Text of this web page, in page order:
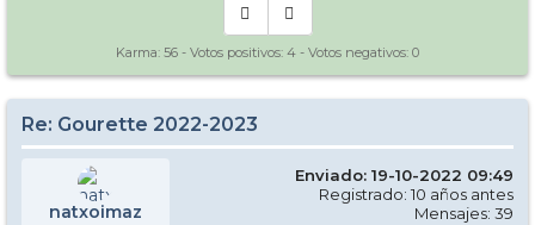
Karma: 56 - Votos positivos: 4 - Votos negativos: 0
Re: Gourette 2022-2023
natxoimaz
Enviado: 19-10-2022 09:49
Registrado: 10 años antes
Mensajes: 39